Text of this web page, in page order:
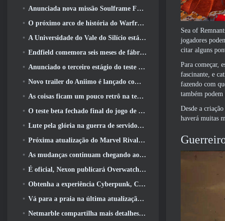
Sea of
jogadores
citar alguns
Para começar,
fascinante, e
fazendo com
também
Desde a
haverá muitas
Anunciada nova missão Soulframe Fable
O próximo arco de história do Warframe leva os jogadores a um novo mapa estelar, O Sistema Tau
A Universidade do Vale do Silício está oferecendo bolsas de estudo para jogos e alguns dos requisitos são interessantes
Endfield comemora seis meses de fábricas e tirolesas durante sua próxima atualização
Anunciado o terceiro estágio do teste beta fechado das batalhas de infantaria do War Thunder
Novo trailer do Aniimo é lançado com o lançamento do último teste beta fechado
As coisas ficam um pouco retrô na temporada final 11 Atualizar
O teste beta fechado final do jogo de tiro F2P da Nexon Sudden Attack Zero Point começou hoje
Lute pela glória na guerra de servidores do Lineage II
Próxima atualização do Marvel Rivals leva a luta até os deuses
As mudanças continuam chegando ao RuneScape. Desta vez é a habitação do jogador
É oficial, Nexon publicará Overwatch na Coreia do Sul daqui para frente
Obtenha a experiência Cyberpunk, Completo com ciberpsicose, No próximo evento de crossover do Apex Legends
Vá para a praia na última atualização de Palia
Netmarble compartilha mais detalhes sobre o próximo jogo de nivelamento solo, Nivelamento Solo: KARMA na Anime Expo